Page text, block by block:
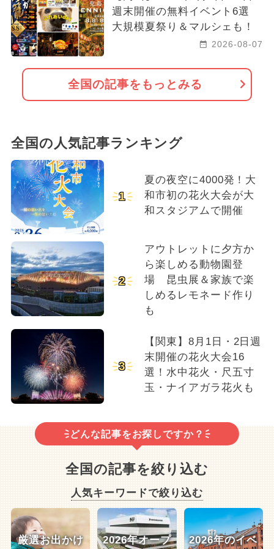
週末開催の無料イベント6選
大規模夏祭り＆マルシェも！
2026-08-07
全国の記事をもっとみる
全国の人気記事ランキング
1
夏の夜空に4000発！大
和市初の花火大会が大
和スタジアムで開催
2
アウトレットに夕方か
ら楽しめる動物園登
場 昆虫展＆家族で楽
しめるレモネード作り
も
3
【関東】8月1日・2日週
末開催の花火大会16
選！水中花火・尺五寸
玉・ナイアガラ花火も
どんな記事をお探しですか？
全国の記事を絞り込む
人気キーワードで絞り込む
厳選お出かけ
2026年オープ
2026年のイベ